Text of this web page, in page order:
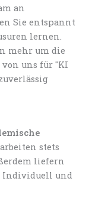
an
Sie entspannt
lernen.
mehr um die
uns für "KI
stets
liefern
Individuell und